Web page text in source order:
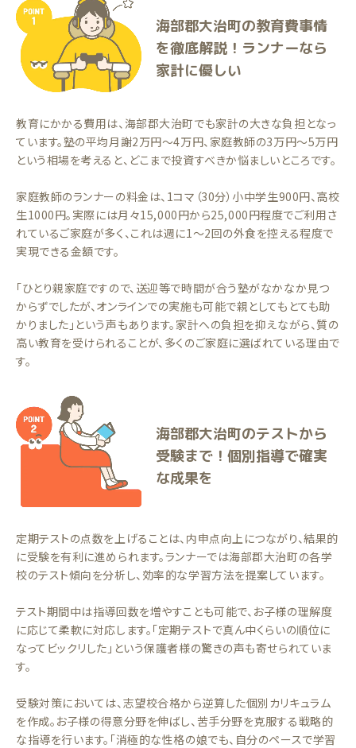
海部郡大治町の教育費事情
を徹底解説！ランナーなら
家計に優しい
教育にかかる費用は、海部郡大治町でも家計の大きな負担となっ
ています。塾の平均月謝2万円〜4万円、家庭教師の3万円〜5万円
という相場を考えると、どこまで投資すべきか悩ましいところです。
家庭教師のランナーの料金は、1コマ（30分）小中学生900円、高校
生1000円。実際には月々15,000円から25,000円程度でご利用さ
れているご家庭が多く、これは週に1〜2回の外食を控える程度で
実現できる金額です。
「ひとり親家庭ですので、送迎等で時間が合う塾がなかなか見つ
からずでしたが、オンラインでの実施も可能で親としてもとても助
かりました」という声もあります。家計への負担を抑えながら、質の
高い教育を受けられることが、多くのご家庭に選ばれている理由で
す。
海部郡大治町のテストから
受験まで！個別指導で確実
な成果を
定期テストの点数を上げることは、内申点向上につながり、結果的
に受験を有利に進められます。ランナーでは海部郡大治町の各学
校のテスト傾向を分析し、効率的な学習方法を提案しています。
テスト期間中は指導回数を増やすことも可能で、お子様の理解度
に応じて柔軟に対応します。「定期テストで真ん中くらいの順位に
なってビックリした」という保護者様の驚きの声も寄せられていま
す。
受験対策においては、志望校合格から逆算した個別カリキュラム
を作成。お子様の得意分野を伸ばし、苦手分野を克服する戦略的
な指導を行います。「消極的な性格の娘でも、自分のペースで学習